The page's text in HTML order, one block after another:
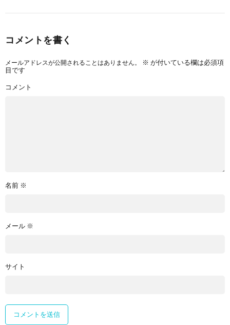
コメントを書く
メールアドレスが公開されることはありません。 ※ が付いている欄は必須項
目です
コメント
名前 ※
メール ※
サイト